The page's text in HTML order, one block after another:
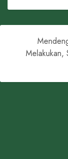
Melakukan,